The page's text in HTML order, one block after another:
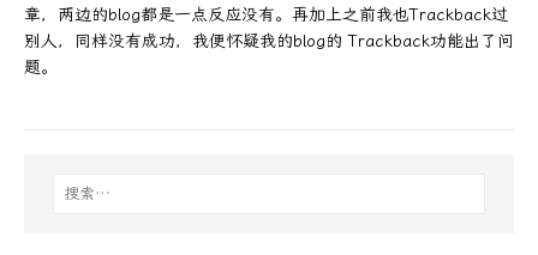
章，两边的blog都是一点反应没有。再加上之前我也Trackback过
别人，同样没有成功，我便怀疑我的blog的 Trackback功能出了问
题。